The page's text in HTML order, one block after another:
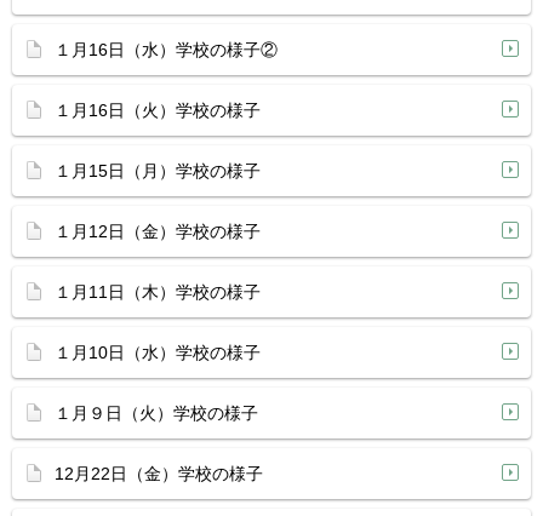
１月16日（水）学校の様子②
１月16日（火）学校の様子
１月15日（月）学校の様子
１月12日（金）学校の様子
１月11日（木）学校の様子
１月10日（水）学校の様子
１月９日（火）学校の様子
12月22日（金）学校の様子